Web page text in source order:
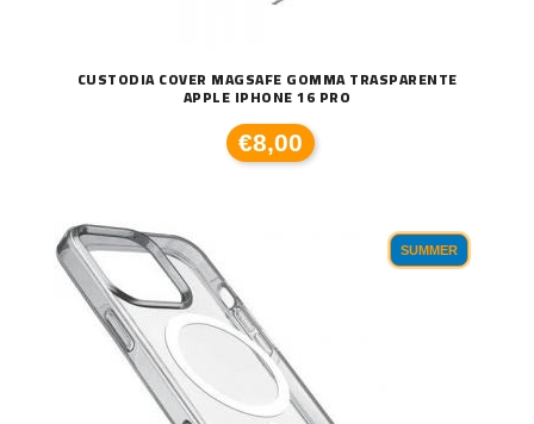
CUSTODIA COVER MAGSAFE GOMMA TRASPARENTE
APPLE IPHONE 16 PRO
€8,00
SUMMER